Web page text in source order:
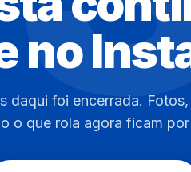
no
daqui foi encerrada.
o que rola agora ficam por